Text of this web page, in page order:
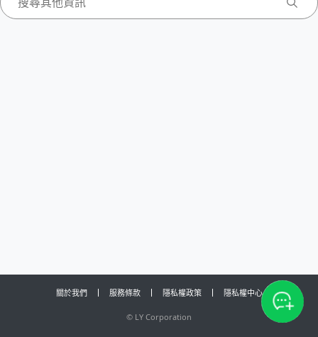
關於我們 服務條款 隱私權政策 隱私權中心
© LY Corporation